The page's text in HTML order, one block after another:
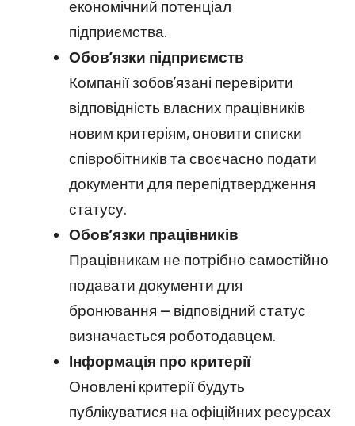
економічний потенціал
підприємства.
Обов’язки підприємств
Компанії зобов’язані перевірити
відповідність власних працівників
новим критеріям, оновити списки
співробітників та своєчасно подати
документи для перепідтвердження
статусу.
Обов’язки працівників
Працівникам не потрібно самостійно
подавати документи для
бронювання — відповідний статус
визначається роботодавцем.
Інформація про критерії
Оновлені критерії будуть
публікуватися на офіційних ресурсах